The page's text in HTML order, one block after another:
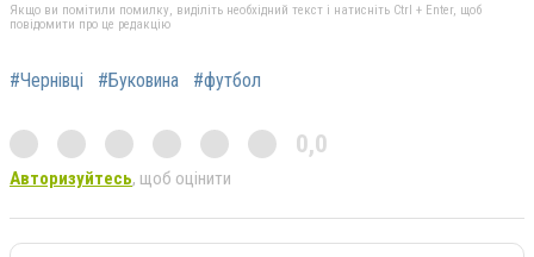
Якщо ви помітили помилку, виділіть необхідний текст і натисніть Ctrl + Enter, щоб
повідомити про це редакцію
#Чернівці #Буковина #футбол
0,0
Авторизуйтесь, щоб оцінити